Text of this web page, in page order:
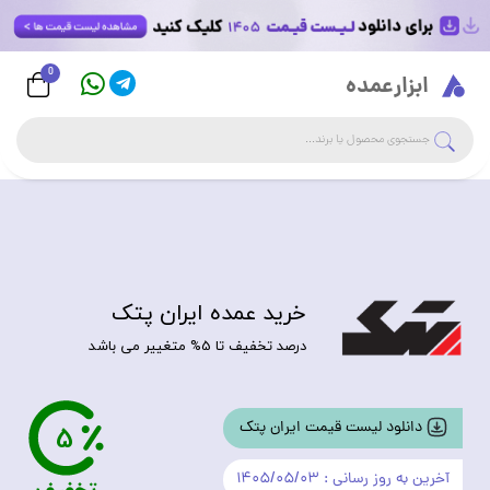
ابزارعمده 0
جستجوی فروشگاه
خرید عمده ایران پتک
درصد تخفیف تا 5% متغییر می باشد
دانلود لیست قیمت ایران پتک
آخرین به روز رسانی : ۱۴۰۵/۰۵/۰۳
5